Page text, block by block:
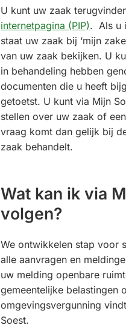
U kunt uw zaak
internetpagina (PIP). Als u
staat uw zaak bij ‘mijn
van uw zaak bekijken. U
in behandeling hebben
documenten die u heeft
getoetst. U kunt via Mijn
stellen over uw zaak of
vraag komt dan gelijk bij
zaak behandelt.
Wat kan ik via
volgen?
We ontwikkelen stap voor
alle aanvragen en
uw melding openbare
gemeentelijke belastingen
omgevingsvergunning
Soest.